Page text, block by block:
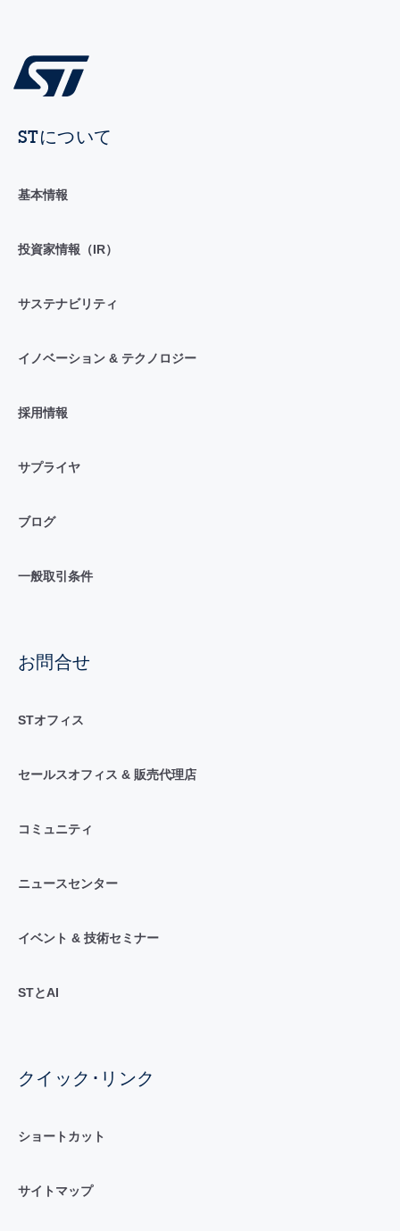
STについて
基本情報
投資家情報（IR）
サステナビリティ
イノベーション & テクノロジー
採用情報
サプライヤ
ブログ
一般取引条件
お問合せ
STオフィス
セールスオフィス & 販売代理店
コミュニティ
ニュースセンター
イベント & 技術セミナー
STとAI
クイック･リンク
ショートカット
サイトマップ